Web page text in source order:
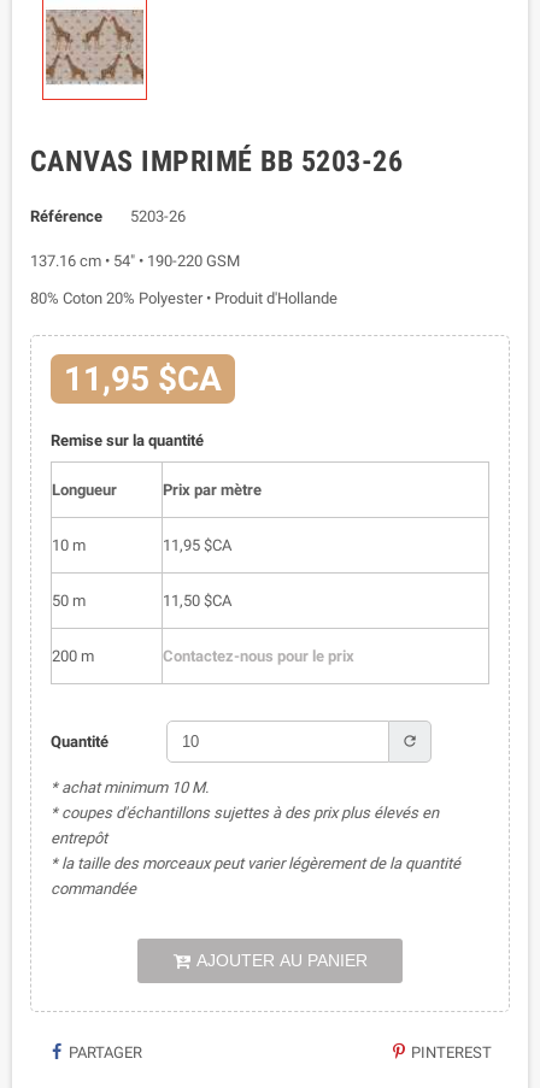
CANVAS IMPRIMÉ BB 5203-26
Référence 5203-26
137.16 cm • 54" • 190-220 GSM
80% Coton 20% Polyester • Produit d'Hollande
11,95 $CA
Remise sur la quantité
Longueur Prix par mètre
10 m 11,95 $CA
50 m 11,50 $CA
200 m Contactez-nous pour le prix
Quantité refresh
* achat minimum 10 M.
* coupes d'échantillons sujettes à des prix plus élevés en
entrepôt
* la taille des morceaux peut varier légèrement de la quantité
commandée
AJOUTER AU PANIER
PARTAGER PINTEREST